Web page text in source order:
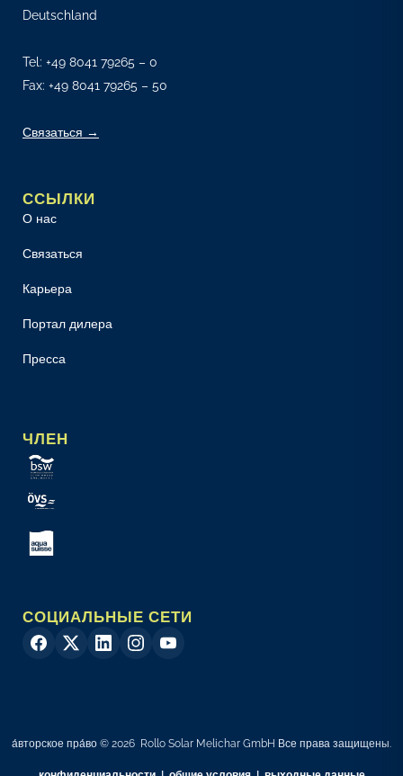
Запись на
Deutschland
Tel: +49 8041 79265 – 0
Fax: +49 8041 79265 – 50
Связаться →
ССЫЛКИ
О нас
Связаться
Карьера
Портал дилера
Пресса
ЧЛЕН
СОЦИАЛЬНЫЕ СЕТИ
а́вторское пра́во © 2026 Rollo Solar Melichar GmbH Все права защищены.